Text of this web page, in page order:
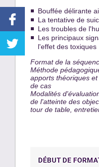
Bouffée délirante
La tentative de
Les troubles de
Les principaux
l'effet des toxiques
Format de la
Méthode
apports théoriques
de cas
Modalités
de l'atteinte des
tour de table,